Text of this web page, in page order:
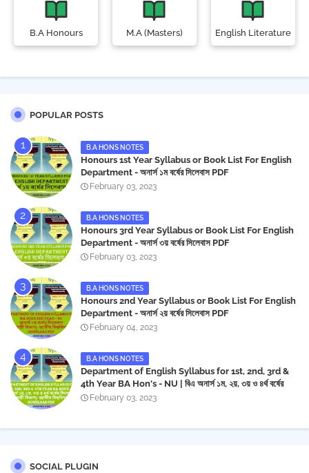
B.A Honours M.A (Masters) English Literature
POPULAR POSTS
B.A HONS NOTES
Honours 1st Year Syllabus or Book List For English
Department - অনার্স ১ম বর্ষের সিলেবাস PDF
February 03, 2023
B.A HONS NOTES
Honours 3rd Year Syllabus or Book List For English
Department - অনার্স ৩য় বর্ষের সিলেবাস PDF
February 03, 2023
B.A HONS NOTES
Honours 2nd Year Syllabus or Book List For English
Department - অনার্স ২য় বর্ষের সিলেবাস PDF
February 04, 2023
B.A HONS NOTES
Department of English Syllabus for 1st, 2nd, 3rd &
4th Year BA Hon's - NU | বিএ অনার্স ১ম, ২য়, ৩য় ও ৪র্থ বর্ষের
সিলেবাস (ইংরেজী বিভাগ)- জাতীয় বিশ্ববিদ্যালয় | Download PDF
February 03, 2023
SOCIAL PLUGIN